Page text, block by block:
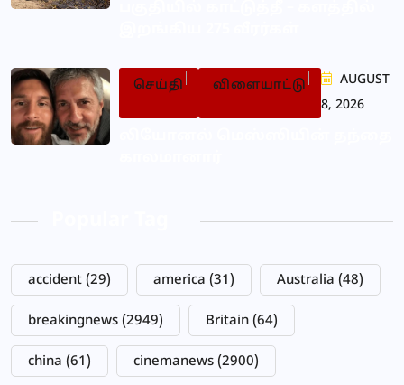
செய்தி விளையாட்டு
AUGUST
8, 2026
accident (29) america (31) Australia (48)
breakingnews (2949) Britain (64)
china (61) cinemanews (2900)